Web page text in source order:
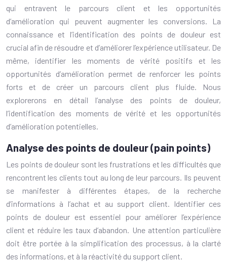
qui entravent le parcours client et les opportunités
d’amélioration qui peuvent augmenter les conversions. La
connaissance et l’identification des points de douleur est
crucial afin de résoudre et d’améliorer l’expérience utilisateur. De
même, identifier les moments de vérité positifs et les
opportunités d’amélioration permet de renforcer les points
forts et de créer un parcours client plus fluide. Nous
explorerons en détail l’analyse des points de douleur,
l’identification des moments de vérité et les opportunités
d’amélioration potentielles.
Analyse des points de douleur (pain points)
Les points de douleur sont les frustrations et les difficultés que
rencontrent les clients tout au long de leur parcours. Ils peuvent
se manifester à différentes étapes, de la recherche
d’informations à l’achat et au support client. Identifier ces
points de douleur est essentiel pour améliorer l’expérience
client et réduire les taux d’abandon. Une attention particulière
doit être portée à la simplification des processus, à la clarté
des informations, et à la réactivité du support client.